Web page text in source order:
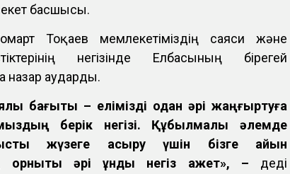
басшысы.
Тоқаев мемлекетіміздің саяси және
негізінде Елбасының бірегей
назар аударды.
бағыты – елімізді одан әрі жаңғыртуға
берік негізі. Құбылмалы әлемде
жүзеге асыру үшін бізге айқын
орнықты әрі құнды негіз қажет», – деді